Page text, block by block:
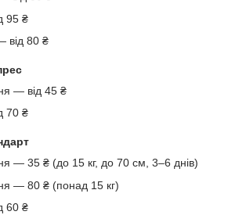
95 ₴
від 80 ₴
— від 45 ₴
70 ₴
— 35 ₴ (до 15 кг, до 70 см, 3–6 днів)
— 80 ₴ (понад 15 кг)
60 ₴